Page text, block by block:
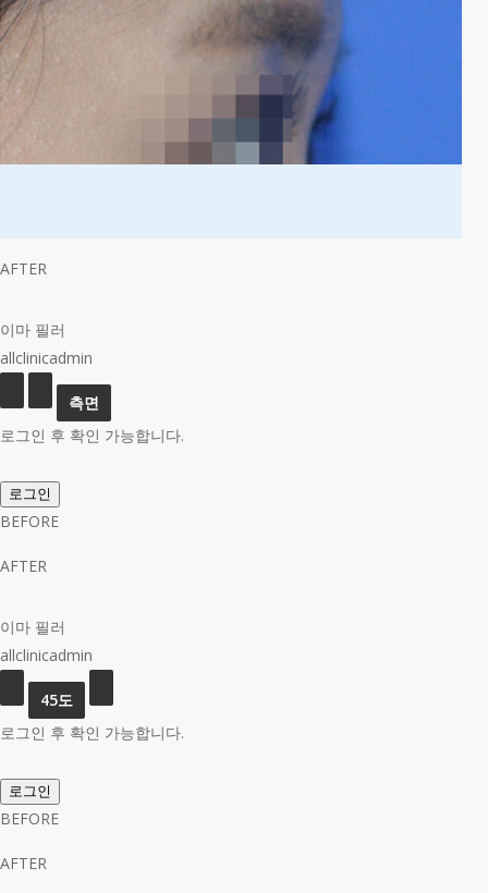
AFTER
이마 필러
allclinicadmin
로그인 후 확인 가능합니다.
로그인
BEFORE
AFTER
이마 필러
allclinicadmin
로그인 후 확인 가능합니다.
로그인
BEFORE
AFTER